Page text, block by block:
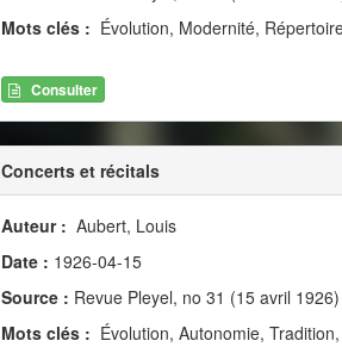
Mots clés : Évolution, Modernité,
Consulter
Concerts et récitals
Auteur : Aubert, Louis
Date : 1926-04-15
Source : Revue Pleyel, no 31 (15 avril 1926)
Mots clés : Évolution, Autonomie,